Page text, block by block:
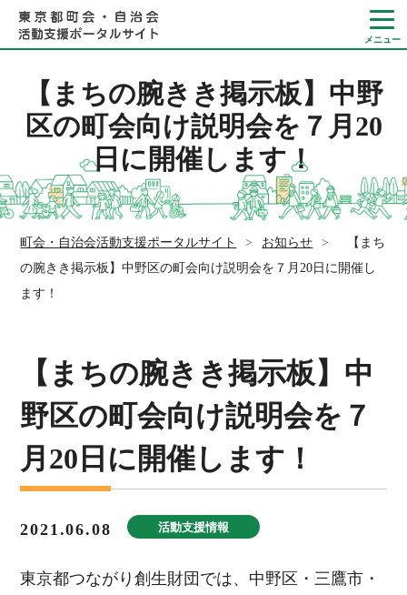
Language
やさしい日本語
ひらがなをつける
【まちの腕きき掲示板】中野
区の町会向け説明会を７月20
日に開催します！
町会・自治会活動支援ポータルサイト > お知らせ >
【まち
の腕きき掲示板】中野区の町会向け説明会を７月20日に開催し
ます！
【まちの腕きき掲示板】中
野区の町会向け説明会を７
月20日に開催します！
2021.06.08 活動支援情報
東京都つながり創生財団では、中野区・三鷹市・